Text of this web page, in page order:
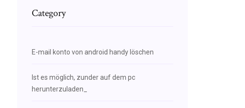
Category
E-mail konto von android handy löschen
Ist es möglich, zunder auf dem pc
herunterzuladen_